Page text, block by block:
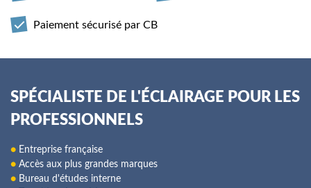
Paiement sécurisé par CB
SPÉCIALISTE DE L'ÉCLAIRAGE POUR LES
PROFESSIONNELS
● Entreprise française
● Accès aux plus grandes marques
● Bureau d'études interne